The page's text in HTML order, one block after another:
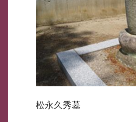
松永久秀墓